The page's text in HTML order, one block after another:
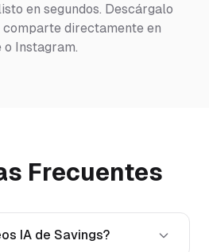
en segundos. Descárgalo
comparte directamente en
o Instagram.
Frecuentes
IA de Savings?